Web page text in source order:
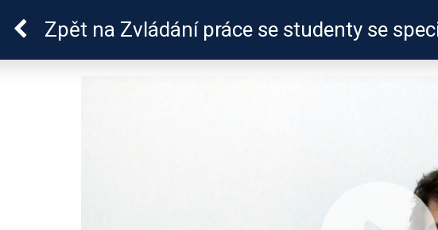
ADHD
Zpět na Zvládání práce se studenty se